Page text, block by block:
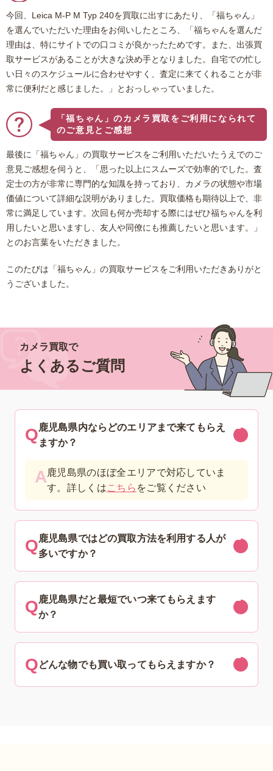
今回、Leica M-P M Typ 240を買取に出すにあたり、「福ちゃん」
を選んでいただいた理由をお伺いしたところ、「福ちゃんを選んだ
理由は、特にサイトでの口コミが良かったためです。また、出張買
取サービスがあることが大きな決め手となりました。自宅での忙し
い日々のスケジュールに合わせやすく、査定に来てくれることが非
常に便利だと感じました。」とおっしゃっていました。
「福ちゃん」のカメラ買取をご利用になられて
のご意見とご感想
最後に「福ちゃん」の買取サービスをご利用いただいたうえでのご
意見ご感想を伺うと、「思った以上にスムーズで効率的でした。査
定士の方が非常に専門的な知識を持っており、カメラの状態や市場
価値について詳細な説明がありました。買取価格も期待以上で、非
常に満足しています。次回も何か売却する際にはぜひ福ちゃんを利
用したいと思いますし、友人や同僚にも推薦したいと思います。」
とのお言葉をいただきました。
このたびは「福ちゃん」の買取サービスをご利用いただきありがと
うございました。
カメラ買取で
よくあるご質問
鹿児島県内ならどのエリアまで来てもらえ
ますか？
鹿児島県のほぼ全エリアで対応していま
す。詳しくはこちら をご覧ください
鹿児島県ではどの買取方法を利用する人が
多いですか？
鹿児島県だと最短でいつ来てもらえます
か？
どんな物でも買い取ってもらえますか？